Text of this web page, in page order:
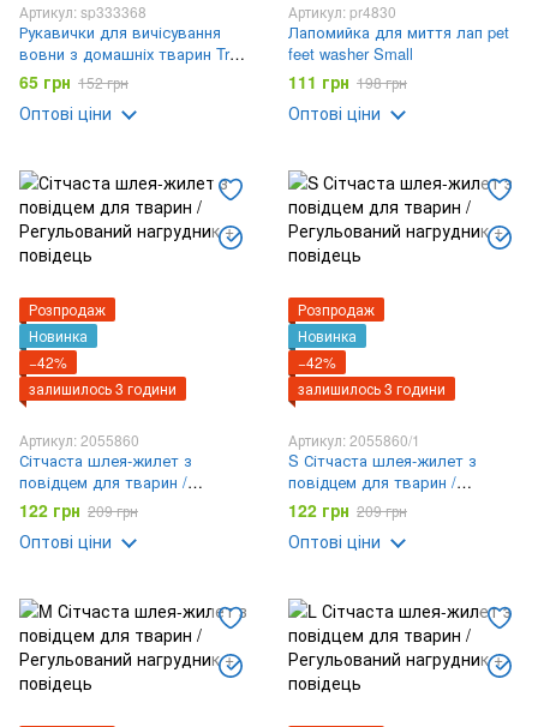
Артикул: sp333368
Рукавички для вичісування
вовни з домашніх тварин True
Touch Рукавички для чищення
тварин
65 грн 152 грн
Оптові ціни
Артикул: pr4830
Лапомийка для миття лап pet
feet washer Small
111 грн 198 грн
Оптові ціни
Розпродаж
Новинка
−42%
залишилось 3 години
Артикул: 2055860
Сітчаста шлея-жилет з
повідцем для тварин /
Регульований нагрудник +
повідець
122 грн 209 грн
Оптові ціни
Розпродаж
Новинка
−42%
залишилось 3 години
Артикул: 2055860/1
S Сітчаста шлея-жилет з
повідцем для тварин /
Регульований нагрудник +
повідець
122 грн 209 грн
Оптові ціни